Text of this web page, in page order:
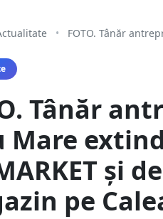
• FOTO. Tânăr
Tânăr
Mare
și
pe